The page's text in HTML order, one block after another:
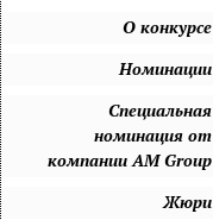
О конкурсе
Номинации
Специальная
номинация от
компании AM Group
Жюри